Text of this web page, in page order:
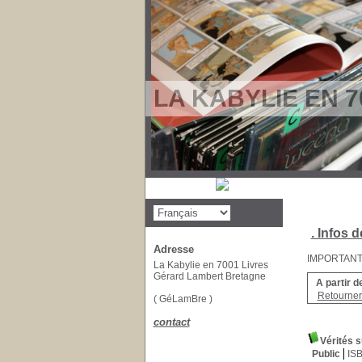
LA KABYLIE EN
. Infos
A partir
Vérités
Public
Adresse
La Kabylie en 7001 Livres
Gérard Lambert Bretagne
( GéLamBre )
contact